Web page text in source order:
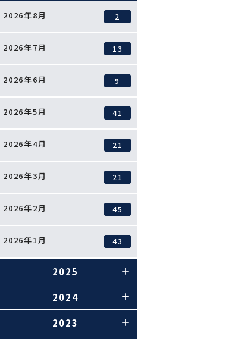
2026年8月 2
2026年7月 13
2026年6月 9
2026年5月 41
2026年4月 21
2026年3月 21
2026年2月 45
2026年1月 43
2025
2024
2023